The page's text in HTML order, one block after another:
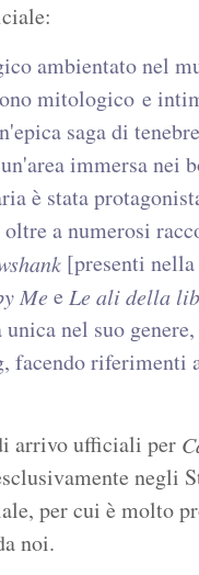
ambientato nel
mitologico e
saga di
immersa nei
è stata
oltre a numerosi
[presenti
Me e Le ali della
unica nel suo
facendo riferimenti
arrivo ufficiali per
negli
per cui è molto
noi.